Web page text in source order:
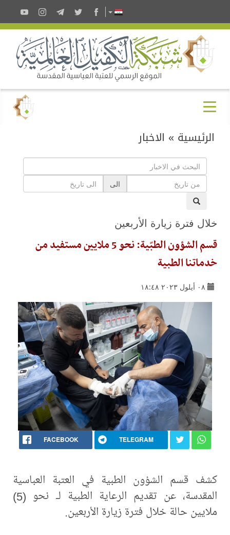
الرئيسية » الاخبار
الى
خلال فترة زيارة الأربعين
قسم الشؤون الطبّية: نحو 5 ملايين مستفيد من
خدماتنا الطبية
٠٨ أيلول ٢٠٢٣ ١٨:٤٨
FACEBOOK TELEGRAM
كشف قسم الشؤون الطبية في العتبة العباسية
المقدسة، عن تقديم الرعاية الطبية لـ نحو (5)
ملايين حالة خلال فترة زيارة الأربعين.